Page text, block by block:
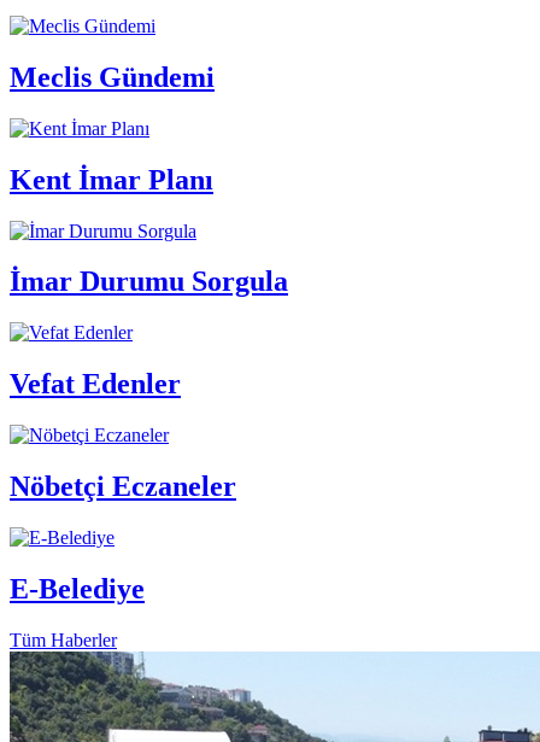
Meclis Gündemi
Kent İmar Planı
İmar Durumu Sorgula
Vefat Edenler
Nöbetçi Eczaneler
E-Belediye
Tüm Haberler